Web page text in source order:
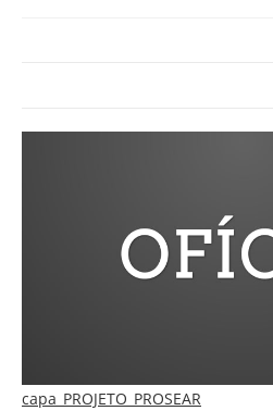
capa_PROJETO_PROSEAR